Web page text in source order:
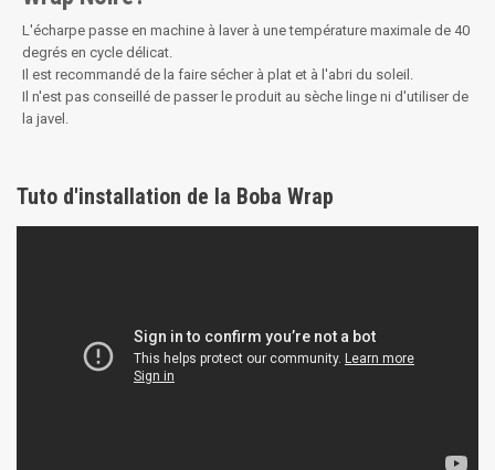
L'écharpe passe en machine à laver à une température maximale de 40
degrés en cycle délicat.
Il est recommandé de la faire sécher à plat et à l'abri du soleil.
Il n'est pas conseillé de passer le produit au sèche linge ni d'utiliser de
la javel.
Tuto d'installation de la Boba Wrap